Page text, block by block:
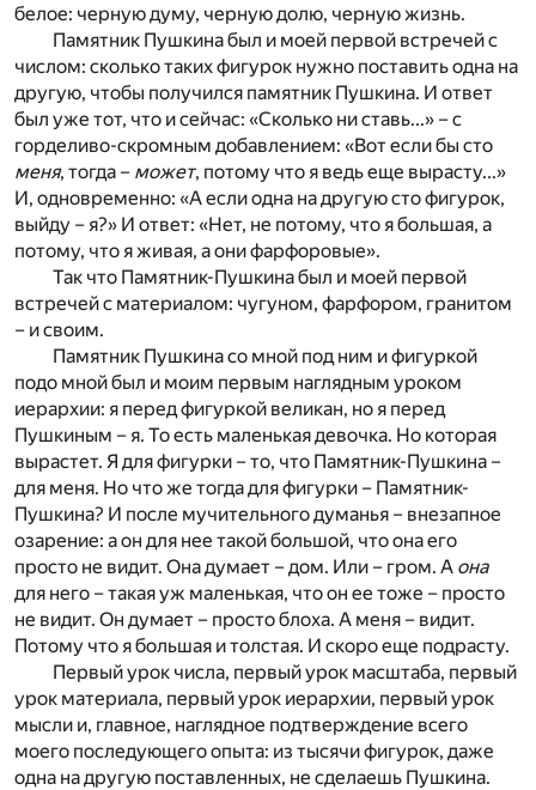
белое: черную думу, черную долю, черную жизнь.
Памятник Пушкина был и моей первой встречей с
числом: сколько таких фигурок нужно поставить одна на
другую, чтобы получился памятник Пушкина. И ответ
был уже тот, что и сейчас: «Сколько ни ставь...» – с
горделиво-скромным добавлением: «Вот если бы сто
меня, тогда – может, потому что я ведь еще вырасту...»
И, одновременно: «А если одна на другую сто фигурок,
выйду – я?» И ответ: «Нет, не потому, что я большая, а
потому, что я живая, а они фарфоровые».
Так что Памятник-Пушкина был и моей первой
встречей с материалом: чугуном, фарфором, гранитом
– и своим.
Памятник Пушкина со мной под ним и фигуркой
подо мной был и моим первым наглядным уроком
иерархии: я перед фигуркой великан, но я перед
Пушкиным – я. То есть маленькая девочка. Но которая
вырастет. Я для фигурки – то, что Памятник-Пушкина –
для меня. Но что же тогда для фигурки – Памятник-
Пушкина? И после мучительного думанья – внезапное
озарение: а он для нее такой большой, что она его
просто не видит. Она думает – дом. Или – гром. А она
для него – такая уж маленькая, что он ее тоже – просто
не видит. Он думает – просто блоха. А меня – видит.
Потому что я большая и толстая. И скоро еще подрасту.
Первый урок числа, первый урок масштаба, первый
урок материала, первый урок иерархии, первый урок
мысли и, главное, наглядное подтверждение всего
моего последующего опыта: из тысячи фигурок, даже
одна на другую поставленных, не сделаешь Пушкина.